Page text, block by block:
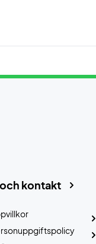
kontakt